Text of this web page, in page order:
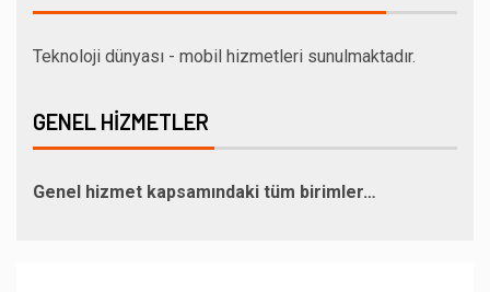
Teknoloji dünyası - mobil hizmetleri sunulmaktadır.
GENEL HIZMETLER
Genel hizmet kapsamındaki tüm birimler…